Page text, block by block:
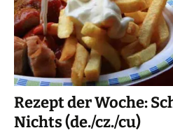
Rezept der Woche:
Nichts (de./cz./cu)